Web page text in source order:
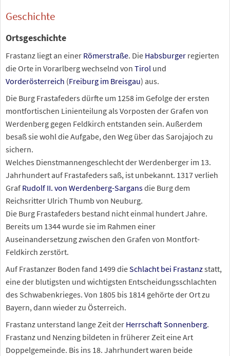
Geschichte
Ortsgeschichte
Frastanz liegt an einer Römerstraße. Die Habsburger regierten
die Orte in Vorarlberg wechselnd von Tirol und
Vorderösterreich (Freiburg im Breisgau) aus.
Die Burg Frastafeders dürfte um 1258 im Gefolge der ersten
montfortischen Linienteilung als Vorposten der Grafen von
Werdenberg gegen Feldkirch entstanden sein. Außerdem
besaß sie wohl die Aufgabe, den Weg über das Sarojajoch zu
sichern.
Welches Dienstmannengeschlecht der Werdenberger im 13.
Jahrhundert auf Frastafeders saß, ist unbekannt. 1317 verlieh
Graf Rudolf II. von Werdenberg-Sargansdie Burg dem
Reichsritter Ulrich Thumb von Neuburg.
Die Burg Frastafeders bestand nicht einmal hundert Jahre.
Bereits um 1344 wurde sie im Rahmen einer
Auseinandersetzung zwischen den Grafen von Montfort-
Feldkirch zerstört.
Auf Frastanzer Boden fand 1499 dieSchlacht bei Frastanzstatt,
eine der blutigsten und wichtigsten Entscheidungsschlachten
des Schwabenkrieges. Von 1805 bis 1814 gehörte der Ort zu
Bayern, dann wieder zu Österreich.
Frastanz unterstand lange Zeit der Herrschaft Sonnenberg.
Frastanz und Nenzing bildeten in früherer Zeit eine Art
Doppelgemeinde. Bis ins 18. Jahrhundert waren beide